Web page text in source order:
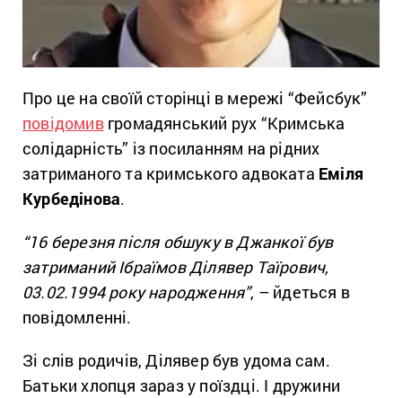
Про це на своїй сторінці в мережі “Фейсбук”
повідомивгромадянський рух “Кримська
солідарність” із посиланням на рідних
затриманого та кримського адвоката Еміля
Курбедінова.
“16 березня після обшуку в Джанкої був
затриманий Ібраїмов Ділявер Таїрович,
03.02.1994 року народження”, – йдеться в
повідомленні.
Зі слів родичів, Ділявер був удома сам.
Батьки хлопця зараз у поїздці. І дружини